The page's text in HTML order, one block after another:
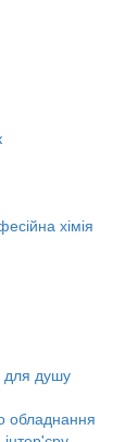
хімія
душу
обладнання